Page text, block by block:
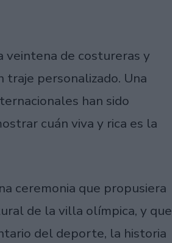
veintena de costureras y
personalizado. Una
han sido
cuán viva y rica es la
ceremonia que propusiera
de la villa olímpica, y que
del deporte, la historia